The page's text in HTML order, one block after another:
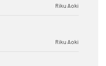
Riku Aoki
Riku Aoki